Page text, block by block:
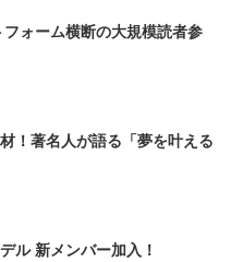
ォーム横断の大規模読者参
！著名人が語る「夢を叶える
ル 新メンバー加入！